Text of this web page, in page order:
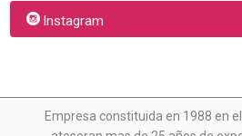
Instagram
Empresa constituida en 1988 en